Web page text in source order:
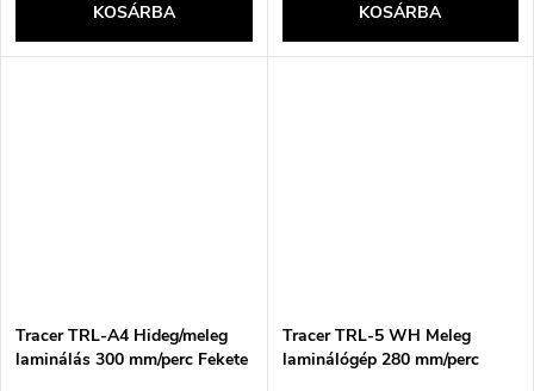
KOSÁRBA KOSÁRBA
Tracer TRL-A4 Hideg/meleg
laminálás 300 mm/perc Fekete
Tracer TRL-5 WH Meleg
laminálógép 280 mm/perc